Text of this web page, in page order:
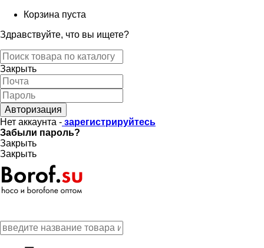
Корзина пуста
Здравствуйте, что вы ищете?
Закрыть
Авторизация
Нет аккаунта - зарегистрируйтесь
Забыли пароль?
Закрыть
Закрыть